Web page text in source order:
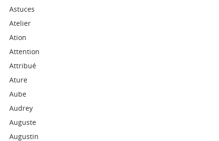
Astuces
Atelier
Ation
Attention
Attribué
Ature
Aube
Audrey
Auguste
Augustin